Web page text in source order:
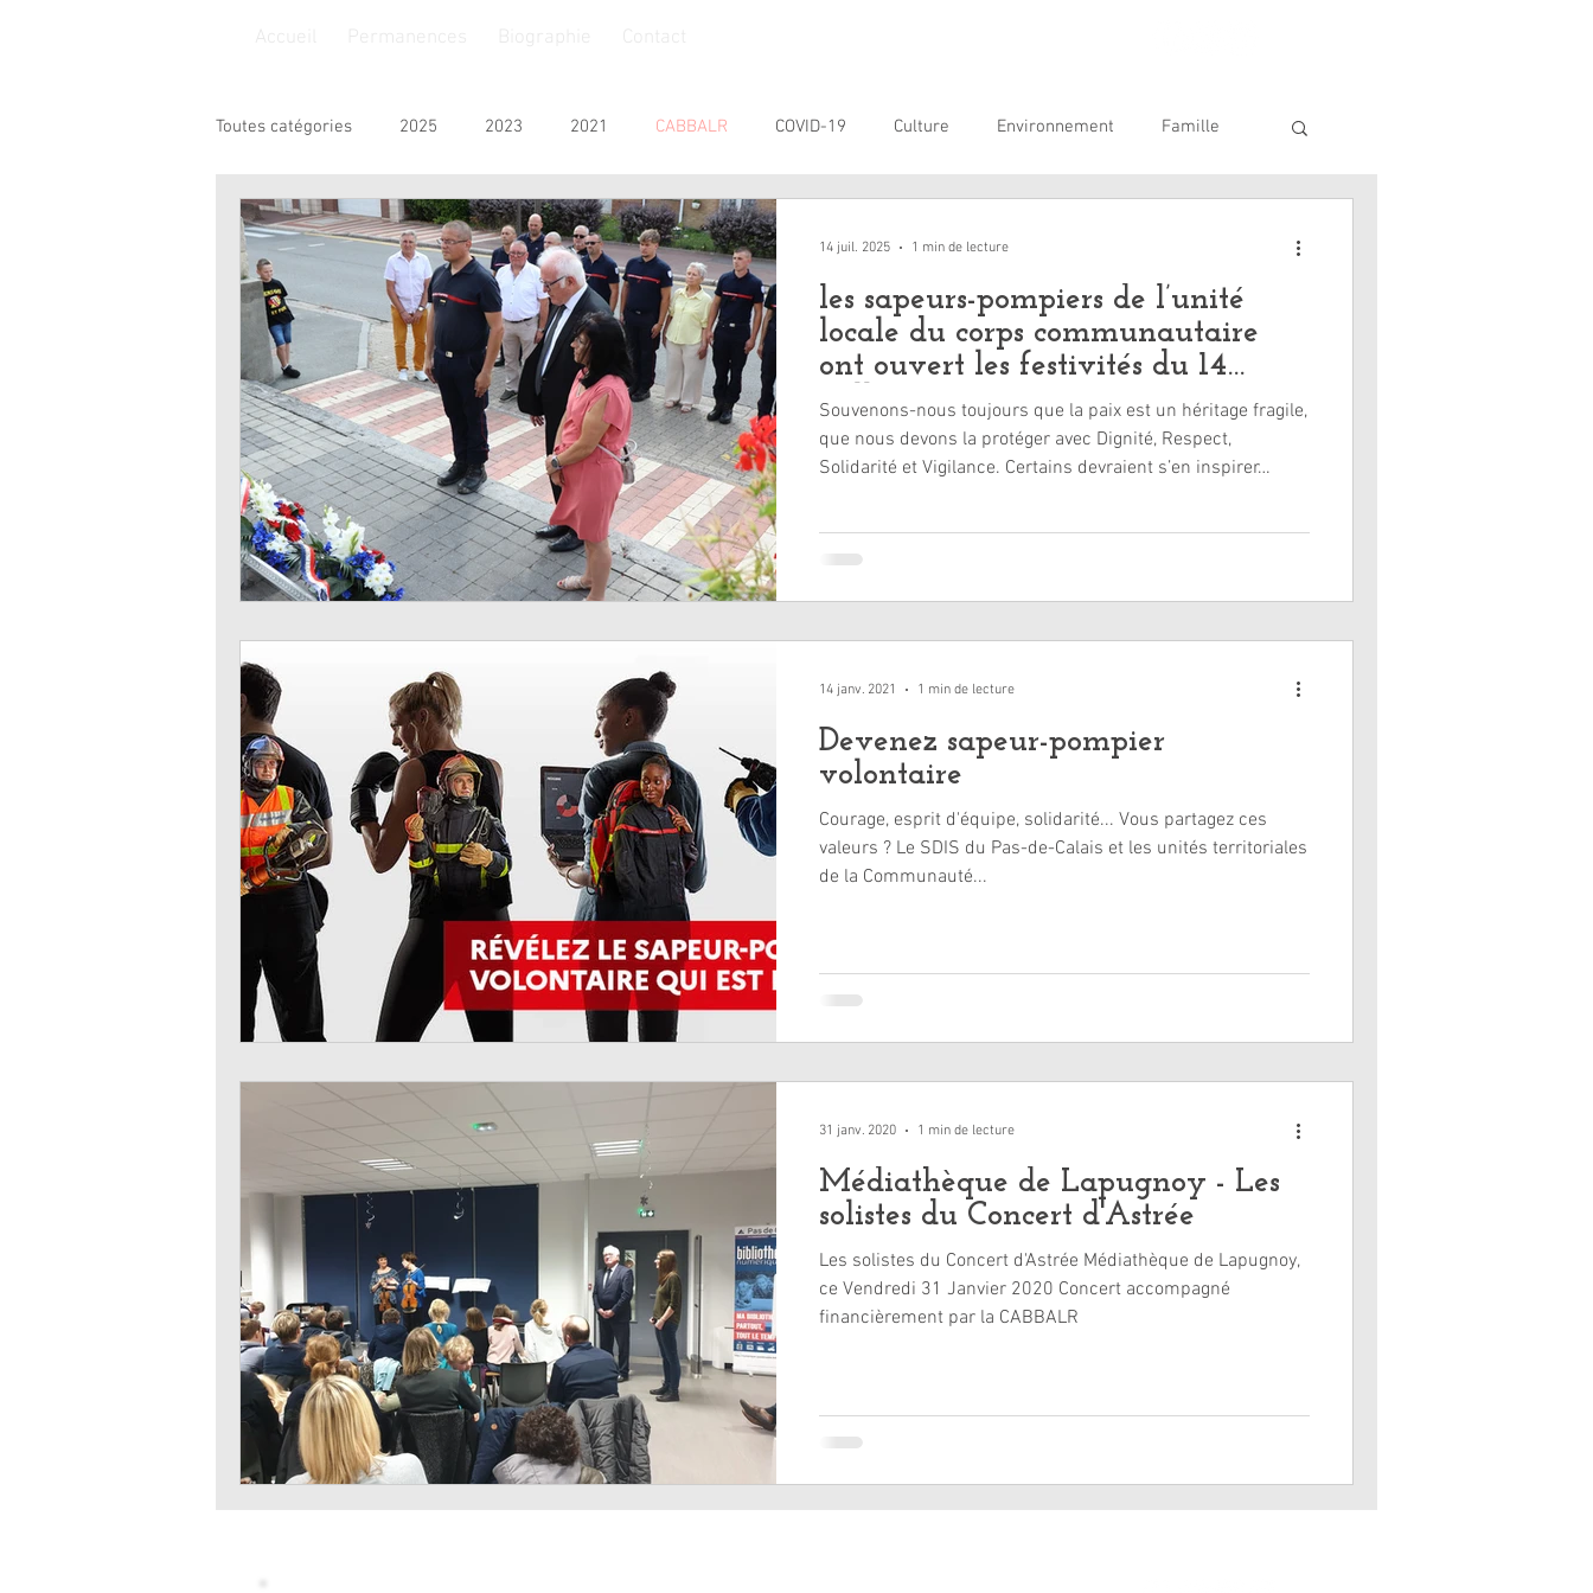
Toutes catégories 2025 2023 2021 CABBALR COVID-19 Culture Environnement Famille
Finances Insertion Jeunesse Personnes Âgées
Sport Solidarité Loisirs SIVOM Commémoration 2026
les sapeurs-pompiers de l’unité
locale du corps communautaire
ont ouvert les festivités du 14
juillet 2025
Souvenons-nous toujours que la paix est un héritage fragile,
que nous devons la protéger avec Dignité, Respect,
Solidarité et Vigilance. Certains devraient s’en inspirer…
14 juil. 2025 1 min de lecture
Devenez sapeur-pompier
volontaire
Courage, esprit d'équipe, solidarité... Vous partagez ces
valeurs ? Le SDIS du Pas-de-Calais et les unités territoriales
de la Communauté...
14 janv. 2021 1 min de lecture
Médiathèque de Lapugnoy - Les
solistes du Concert d'Astrée
Les solistes du Concert d'Astrée Médiathèque de Lapugnoy,
ce Vendredi 31 Janvier 2020 Concert accompagné
financièrement par la CABBALR
31 janv. 2020 1 min de lecture